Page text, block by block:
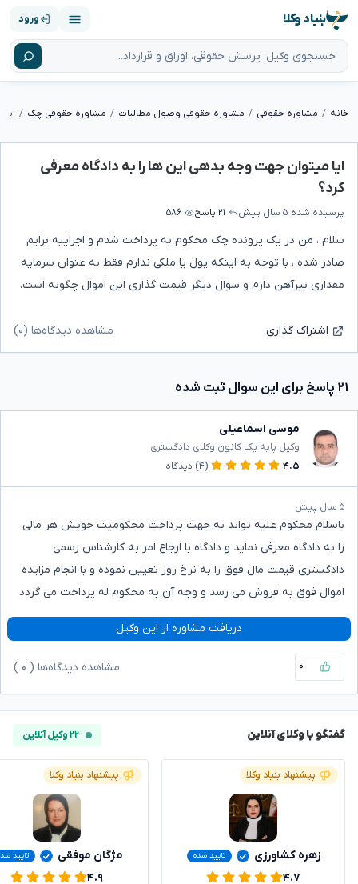
بنیاد وکلا ورود
خانه مشاوره حقوقی مشاوره حقوقی وصول مطالبات مشاوره حقوقی چک
ایا میتوان جهت وجه بدهی این ها را به دادگاه معرفی
کرد؟
پرسیده شده ۵ سال پیش ۲۱ پاسخ ۵۸۶
سلام ، من در یک پرونده چک محکوم به پرداخت شدم و اجراییه برایم
صادر شده ، با توجه به اینکه پول یا ملکی ندارم فقط به عنوان سرمایه
مقداری تیرآهن دارم و سوال دیگر قیمت گذاری این اموال چگونه است.
اشتراک گذاری مشاهده دیدگاه‌ها (۰)
۲۱ پاسخ برای این سوال ثبت شده
موسی اسماعیلی
وکیل پایه یک کانون وکلای دادگستری
۴.۵
(۴) دیدگاه
۵ سال پیش
باسلام محکوم علیه تواند به جهت پرداخت محکومیت خویش هر مالی
را به دادگاه معرفی نماید و دادگاه با ارجاع امر به کارشناس رسمی
دادگستری قیمت مال فوق را به نرخ روز تعیین نموده و با انجام مزایده
اموال فوق به فروش می رسد و وجه آن به محکوم له پرداخت می گردد
دریافت مشاوره از این وکیل
۰ مشاهده دیدگاه‌ها ( ۰
گفتگو با وکلای آنلاین ۲۲ وکیل آنلاین
پیشنهاد بنیاد وکلا
زهره کشاورزی تایید شده
۴.۷
پیشنهاد بنیاد وکلا
مژگان موفقی تایید
۴.۹